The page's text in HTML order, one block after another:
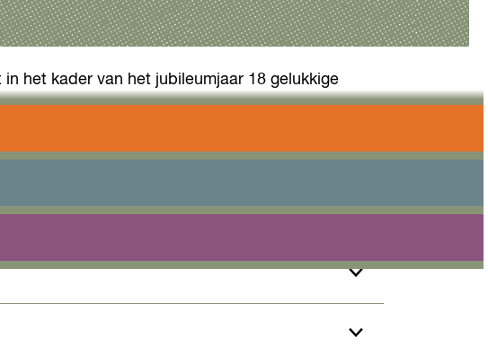
het kader van het jubileumjaar 18 gelukkige
van Visit Almere om mee te
wordt geselecteerd als winnaar. Veel succes!